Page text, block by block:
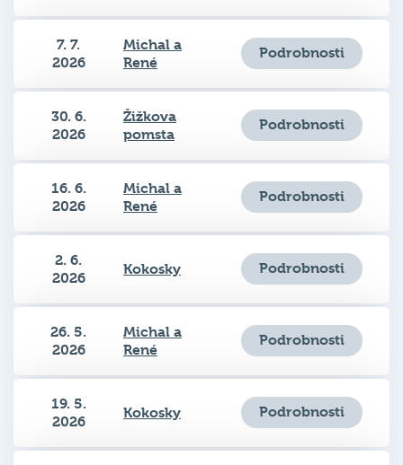
7. 7.
2026
Michal a
René
Podrobnosti
30. 6.
2026
Žižkova
pomsta
Podrobnosti
16. 6.
2026
Michal a
René
Podrobnosti
2. 6.
2026
Kokosky Podrobnosti
26. 5.
2026
Michal a
René
Podrobnosti
19. 5.
2026
Kokosky Podrobnosti